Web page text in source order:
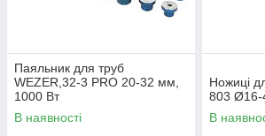
Паяльник для труб
WEZER,32-3 PRO 20-32 мм,
1000 Вт
В наявності
Ножиці
803
В